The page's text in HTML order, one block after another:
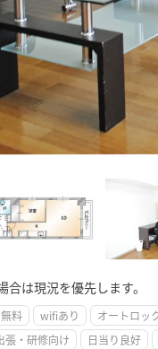
は現況を優先します。
料 wifiあり オートロッ
張・研修向け 日当り良好